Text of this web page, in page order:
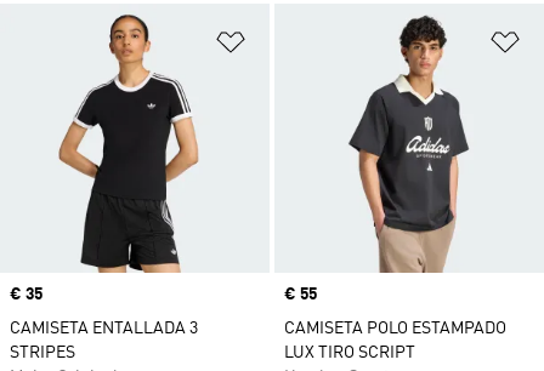
Añadir a la lista de deseos
Precio
€ 35
CAMISETA ENTALLADA 3
STRIPES
Precio
€ 55
CAMISETA POLO ESTAMPADO
LUX TIRO SCRIPT